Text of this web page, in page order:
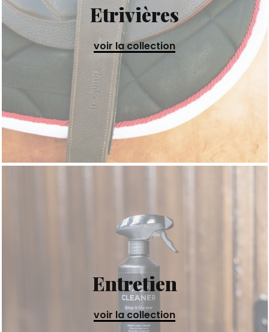
Etrivières
voir la collection
Entretien
voir la collection